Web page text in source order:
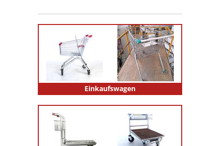
Einkaufswagen